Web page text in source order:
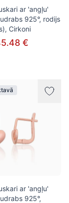
ar 'angļu'
925°, rodijs
Cirkoni
€
ar 'angļu'
925°,